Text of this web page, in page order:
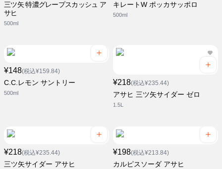
三ツ矢 特濃グレープスカッシュ ア
サヒ
500ml
キレートW ポッカサッポロ
500ml
¥148(税込¥159.84)
C.C.レモン サントリー
500ml
¥218(税込¥235.44)
アサヒ 三ツ矢サイダー ゼロ
1.5L
¥218(税込¥235.44)
三ツ矢サイダー アサヒ
¥198(税込¥213.84)
カルピスソーダ アサヒ